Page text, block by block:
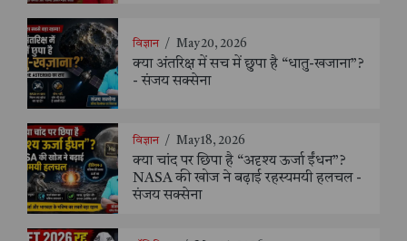
विज्ञान / May 20, 2026
क्या अंतरिक्ष में सच में छुपा है “धातु-खजाना”?
- संजय सक्सेना
विज्ञान / May 18, 2026
क्या चांद पर छिपा है “अदृश्य ऊर्जा ईंधन”?
NASA की खोज ने बढ़ाई रहस्यमयी हलचल -
संजय सक्सेना